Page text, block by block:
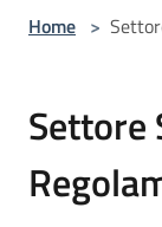
Home >
Settore